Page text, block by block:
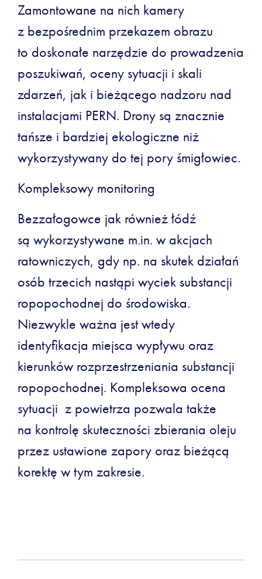
Zamontowane na nich kamery
z bezpośrednim przekazem obrazu
to doskonałe narzędzie do prowadzenia
poszukiwań, oceny sytuacji i skali
zdarzeń, jak i bieżącego nadzoru nad
instalacjami PERN. Drony są znacznie
tańsze i bardziej ekologiczne niż
wykorzystywany do tej pory śmigłowiec.
Kompleksowy monitoring
Bezzałogowce jak również łódź
są wykorzystywane m.in. w akcjach
ratowniczych, gdy np. na skutek działań
osób trzecich nastąpi wyciek substancji
ropopochodnej do środowiska.
Niezwykle ważna jest wtedy
identyfikacja miejsca wypływu oraz
kierunków rozprzestrzeniania substancji
ropopochodnej. Kompleksowa ocena
sytuacji z powietrza pozwala także
na kontrolę skuteczności zbierania oleju
przez ustawione zapory oraz bieżącą
korektę w tym zakresie.